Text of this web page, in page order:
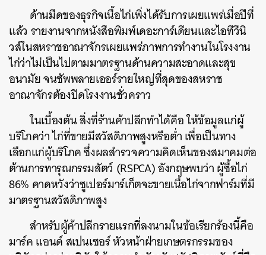
ด้านมืดของธุรกิจเนื้อไก่เพิ่งได้รับการเผยแพร่เมื่อปีที่
แล้ว รายงานจากหนังสือพิมพ์เดอะการ์เดียนและไอทีวีนิ
วส์ในสหราชอาณาจักรเผยแพร่ภาพการทำงานในโรงงาน
ไก่ว่าไม่เป็นไปตามมาตรฐานด้านความสะอาดและสุข
อนามัย จนซัพพลายเออร์รายใหญ่ที่สุดของสหราช
อาณาจักรต้องปิดโรงงานชั่วคราว
ในเบื้องต้น สิ่งที่ร้านค้าปลีกทำได้คือ ให้ข้อมูลแก่ผู้
บริโภคว่า ไก่ที่ขายมีสวัสดิภาพสูงหรือต่ำ เพื่อเป็นทาง
เลือกแก่ผู้บริโภค ซึ่งผลสำรวจความคิดเห็นของสมาคมต่อ
ต้านการทารุณกรรมสัตว์ (RSPCA) อังกฤษพบว่า ผู้ซื้อไก่
86% คาดหวังว่าซูเปอร์มาร์เก็ตจะขายเนื้อไก่จากฟาร์มที่มี
มาตรฐานสวัสดิภาพสูง
สำหรับผู้ค้าปลีกรายแรกที่ลงนามในข้อเรียกร้องนี้คือ
มาร์ค แอนด์ สเปนเซอร์ หัวหน้าฝ่ายเกษตรกรรมของ
ค้นหา